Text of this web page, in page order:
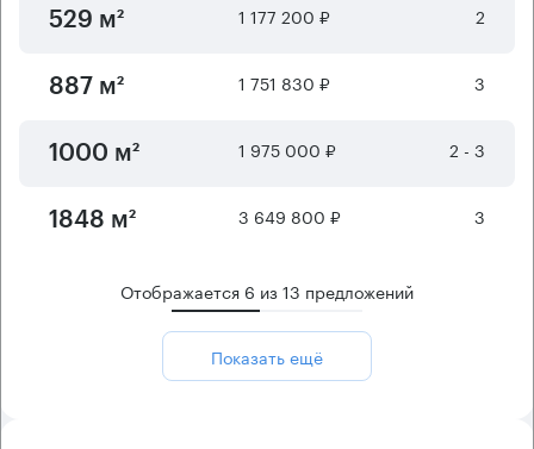
529 м² 1 177 200 ₽ 2
887 м² 1 751 830 ₽ 3
1000 м² 1 975 000 ₽ 2 - 3
1848 м² 3 649 800 ₽ 3
Отображается 6 из13 предложений
Показать ещё